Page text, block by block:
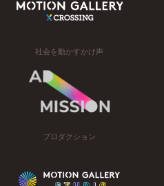
社会を動かすかけ声
プロダクション